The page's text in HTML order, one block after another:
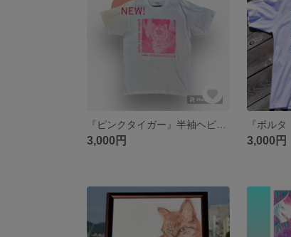
3,000円 3,000円